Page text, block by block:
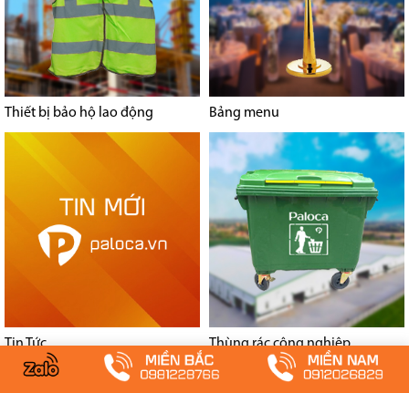
Thiết bị bảo hộ lao động Bảng menu
Tin Tức Thùng rác công nghiệp